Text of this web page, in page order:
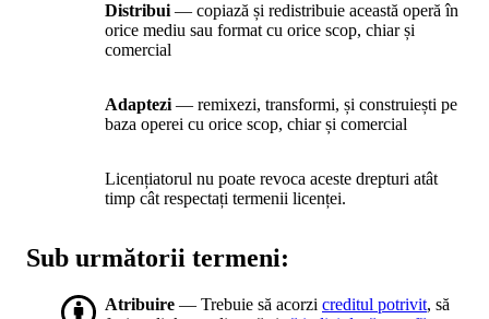
Distribui — copiază și redistribuie această operă în
orice mediu sau format cu orice scop, chiar și
comercial
Adaptezi — remixezi, transformi, și construiești pe
baza operei cu orice scop, chiar și comercial
Licențiatorul nu poate revoca aceste drepturi atât
timp cât respectați termenii licenței.
Sub următorii termeni:
Atribuire — Trebuie să acorzi creditul potrivit, să